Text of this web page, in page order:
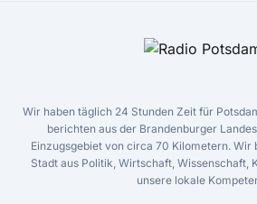
Wir haben täglich 24 Stunden Zeit für
berichten aus der Brandenburger
Einzugsgebiet von circa 70 Kilometern. Wir
Stadt aus Politik, Wirtschaft, Wissenschaft,
unsere lokale